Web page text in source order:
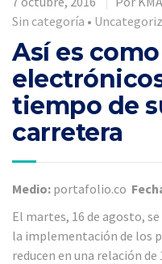
Sin categoría •
Así es
tiempo de
carretera
Medio: portafolio.co
El martes, 16 de agosto,
la implementación de los
reducen en una relación